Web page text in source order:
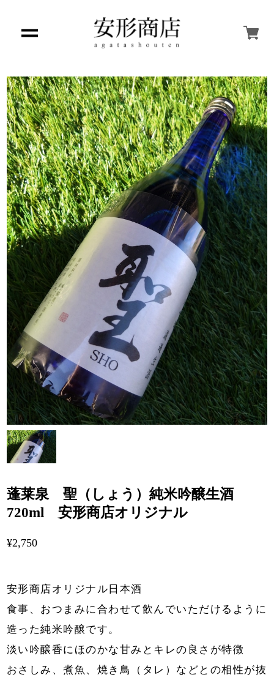
蓬莱泉 聖（しょう）純米吟醸生酒
720ml 安形商店オリジナル
¥2,750
安形商店オリジナル日本酒
食事、おつまみに合わせて飲んでいただけるように
造った純米吟醸です。
淡い吟醸香にほのかな甘みとキレの良さが特徴
おさしみ、煮魚、焼き鳥（タレ）などとの相性が抜